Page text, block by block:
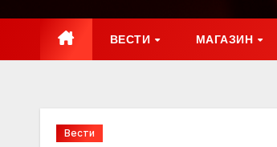
ВЕСТИ МАГАЗИН
Вести